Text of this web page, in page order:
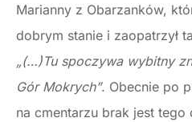
Marianny z Obarzanków,
dobrym stanie i zaopatrzył
„(…)Tu spoczywa wybitny
Gór Mokrych”. Obecnie po
na cmentarzu brak jest tego